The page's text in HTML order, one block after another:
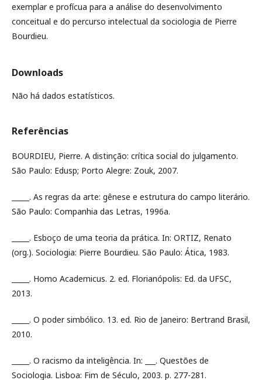
exemplar e profícua para a análise do desenvolvimento
conceitual e do percurso intelectual da sociologia de Pierre
Bourdieu.
Downloads
Não há dados estatísticos.
Referências
BOURDIEU, Pierre. A distinção: crítica social do julgamento.
São Paulo: Edusp; Porto Alegre: Zouk, 2007.
_____. As regras da arte: gênese e estrutura do campo literário.
São Paulo: Companhia das Letras, 1996a.
_____. Esboço de uma teoria da prática. In: ORTIZ, Renato
(org.). Sociologia: Pierre Bourdieu. São Paulo: Ática, 1983.
_____. Homo Academicus. 2. ed. Florianópolis: Ed. da UFSC,
2013.
_____. O poder simbólico. 13. ed. Rio de Janeiro: Bertrand Brasil,
2010.
_____. O racismo da inteligência. In: ___. Questões de
Sociologia. Lisboa: Fim de Século, 2003. p. 277-281.